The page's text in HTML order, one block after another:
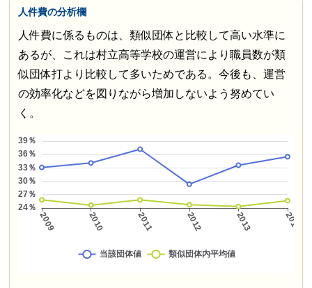
人件費の分析欄
人件費に係るものは、類似団体と比較して高い水準に
あるが、これは村立高等学校の運営により職員数が類
似団体打より比較して多いためである。今後も、運営
の効率化などを図りながら増加しないよう努めてい
く。